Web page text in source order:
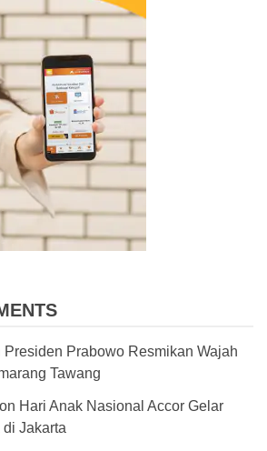
Presiden Prabowo Resmikan Wajah
Tawang
on Hari Anak Nasional Accor Gelar
Jakarta